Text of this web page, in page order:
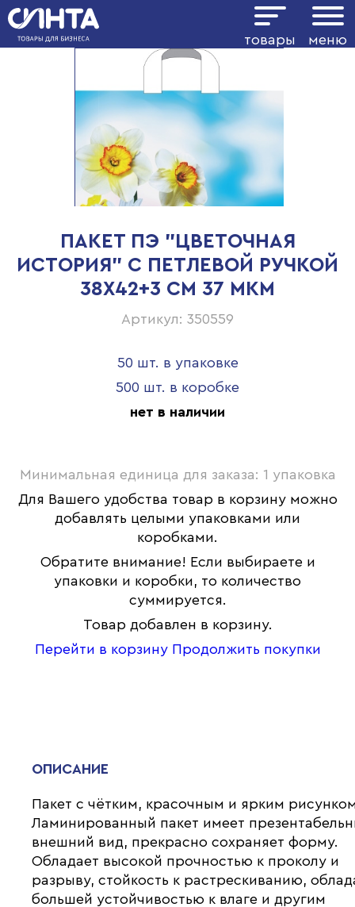
товары меню
ПАКЕТ ПЭ "ЦВЕТОЧНАЯ
ИСТОРИЯ" С ПЕТЛЕВОЙ РУЧКОЙ
38Х42+3 СМ 37 МКМ
Артикул: 350559
50 шт. в упаковке
500 шт. в коробке
нет в наличии
Минимальная единица для заказа: 1 упаковка
Для Вашего удобства товар в корзину можно
добавлять целыми упаковками или
коробками.
Обратите внимание! Если выбираете и
упаковки и коробки, то количество
суммируется.
Товар добавлен в корзину.
Перейти в корзину Продолжить покупки
ОПИСАНИЕ
Пакет с чётким, красочным и ярким
Ламинированный пакет имеет
внешний вид, прекрасно сохраняет форму.
Обладает высокой прочностью к проколу и
разрыву, стойкость к растрескиванию,
большей устойчивостью к влаге и другим